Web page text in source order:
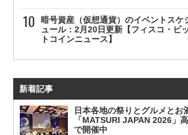
暗号資産（仮想通貨）のイベントスケ
ュール：2月20日更新【フィスコ・ビ
トコインニュース】
新着記事
日本各地の祭りとグルメとお
「MATSURI JAPAN 2026」
で開催中